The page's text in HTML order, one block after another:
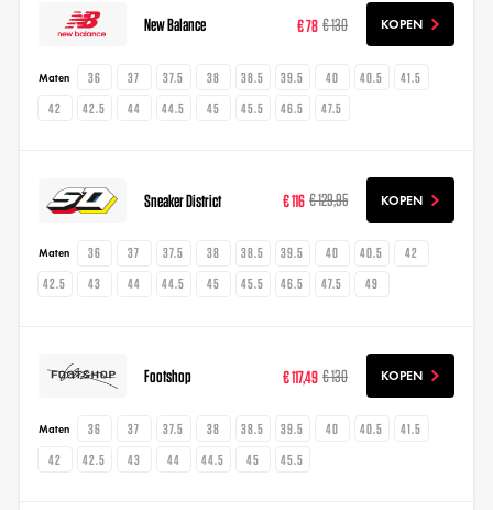
New Balance € 78 € 130 KOPEN
Maten 36 37 37.5 38 38.5 39.5 40 40.5
41.5
42
42.5 44 44.5 45 45.5 46.5 47.5
Sneaker District € 116 € 129,95 KOPEN
Maten 36 37 37.5 38 38.5 39.5 40 40.5
42
42.5
43 44 44.5 45 45.5 46.5 47.5 49
Footshop € 117,49 € 130 KOPEN
Maten 36 37 37.5 38 38.5 39.5 40 40.5
41.5
42
42.5 43 44 44.5 45 45.5